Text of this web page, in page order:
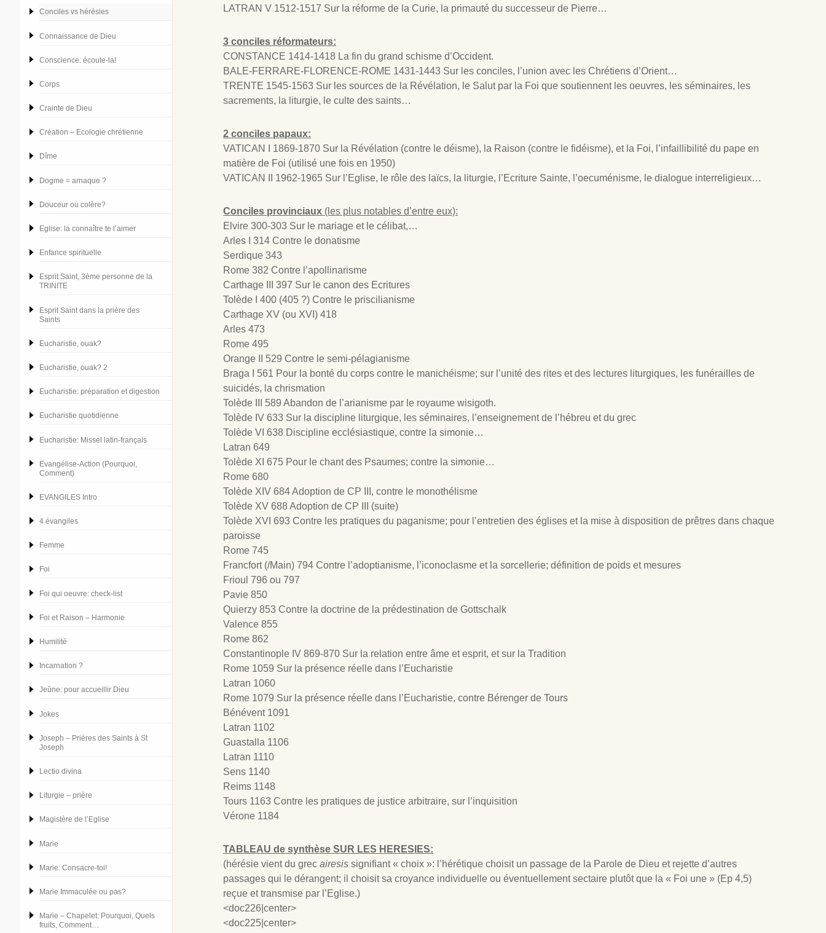
Conciles vs hérésies
Connaissance de Dieu
Conscience: écoute-la!
Corps
Crainte de Dieu
Création – Ecologie chrétienne
Dîme
Dogme = arnaque ?
Douceur ou colère?
Eglise: la connaître te l’aimer
Enfance spirituelle
Esprit Saint, 3ème personne de la
TRINITE
Esprit Saint dans la prière des
Saints
Eucharistie, ouak?
Eucharistie, ouak? 2
Eucharistie: préparation et digestion
Eucharistie quotidienne
Eucharistie: Missel latin-français
Evangélise-Action (Pourquoi,
Comment)
EVANGILES Intro
4 évangiles
Femme
Foi
Foi qui oeuvre: check-list
Foi et Raison – Harmonie
Humilité
Incarnation ?
Jeûne: pour accueillir Dieu
Jokes
Joseph – Prières des Saints à St
Joseph
Lectio divina
Liturgie – prière
Magistère de l’Eglise
Marie
Marie: Consacre-toi!
Marie Immaculée ou pas?
Marie – Chapelet: Pourquoi, Quels
fruits, Comment…
LATRAN V 1512-1517 Sur la réforme de la Curie, la primauté du successeur de Pierre…
3 conciles réformateurs:
CONSTANCE 1414-1418 La fin du grand schisme d’Occident.
BALE-FERRARE-FLORENCE-ROME 1431-1443 Sur les conciles, l’union avec les Chrétiens d’Orient…
TRENTE 1545-1563 Sur les sources de la Révélation, le Salut par la Foi que soutiennent les oeuvres, les séminaires, les
sacrements, la liturgie, le culte des saints…
2 conciles papaux:
VATICAN I 1869-1870 Sur la Révélation (contre le déisme), la Raison (contre le fidéisme), et la Foi, l’infaillibilité du pape en
matière de Foi (utilisé une fois en 1950)
VATICAN II 1962-1965 Sur l’Eglise, le rôle des laïcs, la liturgie, l’Ecriture Sainte, l’oecuménisme, le dialogue interreligieux…
Conciles provinciaux (les plus notables d’entre eux):
Elvire 300-303 Sur le mariage et le célibat,…
Arles I 314 Contre le donatisme
Serdique 343
Rome 382 Contre l’apollinarisme
Carthage III 397 Sur le canon des Ecritures
Tolède I 400 (405 ?) Contre le priscilianisme
Carthage XV (ou XVI) 418
Arles 473
Rome 495
Orange II 529 Contre le semi-pélagianisme
Braga I 561 Pour la bonté du corps contre le manichéisme; sur l’unité des rites et des lectures liturgiques, les funérailles de
suicidés, la chrismation
Tolède III 589 Abandon de l’arianisme par le royaume wisigoth.
Tolède IV 633 Sur la discipline liturgique, les séminaires, l’enseignement de l’hébreu et du grec
Tolède VI 638 Discipline ecclésiastique, contre la simonie…
Latran 649
Tolède XI 675 Pour le chant des Psaumes; contre la simonie…
Rome 680
Tolède XIV 684 Adoption de CP III, contre le monothélisme
Tolède XV 688 Adoption de CP III (suite)
Tolède XVI 693 Contre les pratiques du paganisme; pour l’entretien des églises et la mise à disposition de prêtres dans chaque
paroisse
Rome 745
Francfort (/Main) 794 Contre l’adoptianisme, l’iconoclasme et la sorcellerie; définition de poids et mesures
Frioul 796 ou 797
Pavie 850
Quierzy 853 Contre la doctrine de la prédestination de Gottschalk
Valence 855
Rome 862
Constantinople IV 869-870 Sur la relation entre âme et esprit, et sur la Tradition
Rome 1059 Sur la présence réelle dans l’Eucharistie
Latran 1060
Rome 1079 Sur la présence réelle dans l’Eucharistie, contre Bérenger de Tours
Bénévent 1091
Latran 1102
Guastalla 1106
Latran 1110
Sens 1140
Reims 1148
Tours 1163 Contre les pratiques de justice arbitraire, sur l’inquisition
Vérone 1184
TABLEAU de synthèse SUR LES HERESIES:
(hérésie vient du grec airesis signifiant « choix »: l’hérétique choisit un passage de la Parole de Dieu et rejette d’autres
passages qui le dérangent; il choisit sa croyance individuelle ou éventuellement sectaire plutôt que la « Foi une » (Ep 4,5)
reçue et transmise par l’Eglise.)
<doc226|center>
<doc225|center>